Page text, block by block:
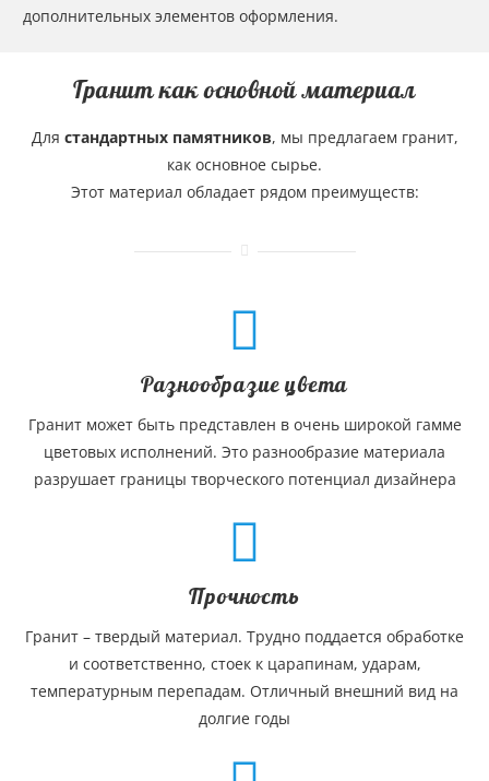
дополнительных элементов оформления.
Гранит как основной материал
Для стандартных памятников, мы предлагаем гранит,
как основное сырье.
Этот материал обладает рядом преимуществ:
Разнообразие цвета
Гранит может быть представлен в очень широкой гамме
цветовых исполнений. Это разнообразие материала
разрушает границы творческого потенциал дизайнера
Прочность
Гранит – твердый материал. Трудно поддается обработке
и соответственно, стоек к царапинам, ударам,
температурным перепадам. Отличный внешний вид на
долгие годы